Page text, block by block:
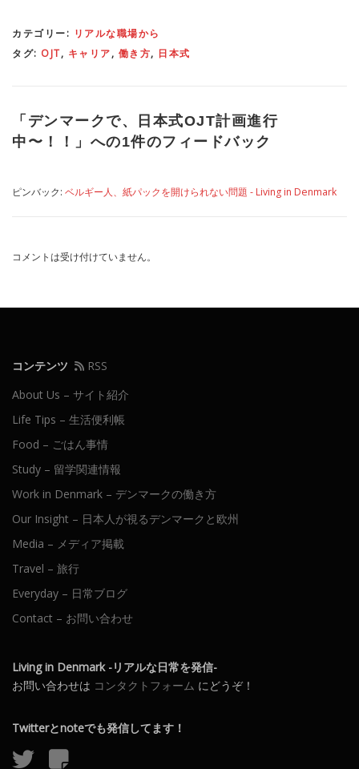
カテゴリー: リアルな職場から
タグ: OJT, キャリア, 働き方, 日本式
「 デンマークで、日本式OJT計画進行
中〜！！
」への1件のフィードバック
ピンバック: ベルギー人、紙パックを開けられない問題 - Living in Denmark
コメントは受け付けていません。
コンテンツ
RSS
About Us – サイト紹介
Life Tips – 生活便利帳
Food – ごはん事情
Study – 留学関連情報
Work in Denmark – デンマークの働き方
Our Insight – 日本人が視るデンマークと欧州
Media – メディア掲載
Travel – 旅行
Everyday – 日常ブログ
Contact – お問い合わせ
Living in Denmark -リアルな日常を発信-
お問い合わせは コンタクトフォーム にどうぞ！
Twitterとnoteでも発信してます！